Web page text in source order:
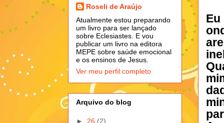
Roseli de Araújo
Atualmente estou preparando
um livro para ser lançado
sobre Eclesiastes. E vou
publicar um livro na editora
MEPE sobre saúde emocional
e os ensinos de Jesus.
Ver meu perfil completo
Arquivo do blog
► 26 (2)